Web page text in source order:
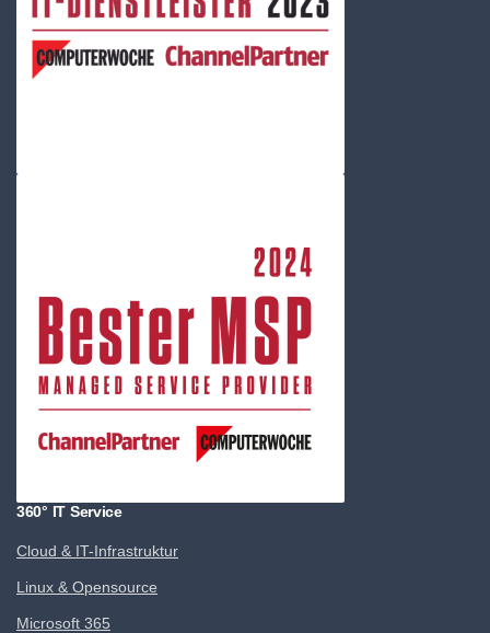
360° IT Service
Cloud & IT-Infrastruktur
Linux & Opensource
Microsoft 365